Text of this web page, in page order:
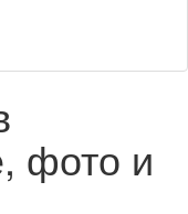
фото и